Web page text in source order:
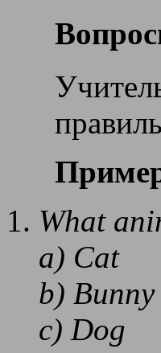
What
a) Cat
b) Bunny
c) Dog